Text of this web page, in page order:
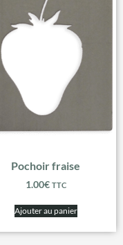
Pochoir fraise
1.00€ TTC
Ajouter au panier